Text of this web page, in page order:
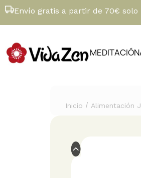
Envío gratis a partir de 70€ solo
MEDITACIÓN
Inicio / Alimentación